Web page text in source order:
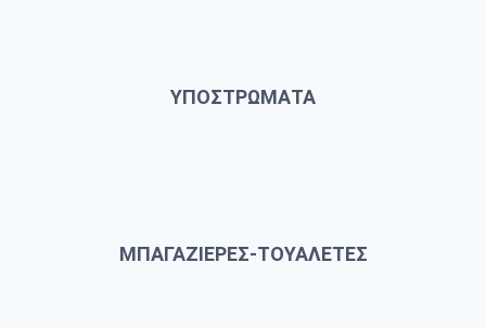
ΥΠΟΣΤΡΩΜΑΤΑ
ΜΠΑΓΑΖΙΕΡΕΣ-ΤΟΥΑΛΕΤΕΣ